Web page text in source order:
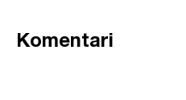
Komentari